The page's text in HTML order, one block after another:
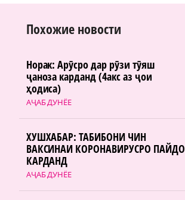
Похожие новости
АҶАБ ДУНЁЕ
Норак: Арӯсро дар рӯзи тӯяш
ҷаноза карданд (4акс аз ҷои
ҳодиса)
АҶАБ ДУНЁЕ
ХУШХАБАР: ТАБИБОНИ ЧИН
ВАКСИНАИ КОРОНАВИРУСРО ПАЙДО
КАРДАНД